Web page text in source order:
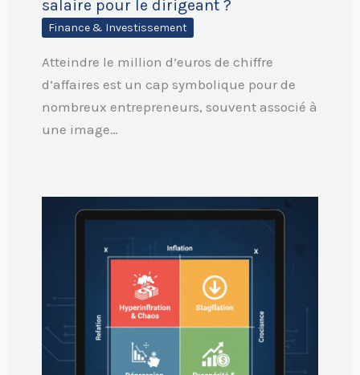
salaire pour le dirigeant ?
Finance & Investissement
Atteindre le million d’euros de chiffre
d’affaires est un cap symbolique pour de
nombreux entrepreneurs, souvent associé à
une image…